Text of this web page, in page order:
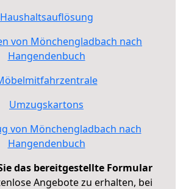
Haushaltsauflösung
von Mönchengladbach nach
Hangendenbuch
Umzugskartons
von Mönchengladbach nach
Hangendenbuch
das bereitgestellte Formular
Angebote zu erhalten, bei